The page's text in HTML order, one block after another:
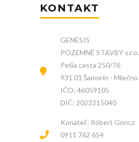
KONTAKT
GENESIS
POZEMNÉ STAVBY s.r.o.
Pešia cesta 250/76
931 01 Šamorín - Mliečno
IČO: 46059105
DIČ: 2023215040
Konateľ: Róbert Göncz
0911 762 654